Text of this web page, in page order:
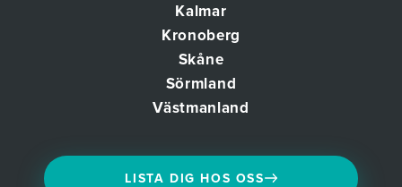
Kalmar
Kronoberg
Skåne
Sörmland
Västmanland
LISTA DIG HOS OSS